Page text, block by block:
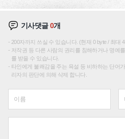
기사댓글0개
200자까지 쓰실 수 있습니다. (현재 0 byte / 최대
저작권 등 다른 사람의 권리를 침해하거나 명예
를 받을 수 있습니다.
타인에게 불쾌감을 주는 욕설 등 비하하는 단어
리자의 판단에 의해 삭제 합니다.